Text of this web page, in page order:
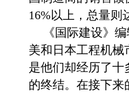
16%以上，总量则
《国际建设》
美和日本工程机
是他们却经历了
的终结。在接下来